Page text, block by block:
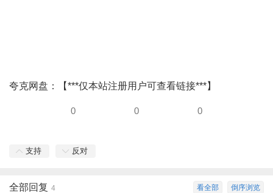
夸克网盘：【***仅本站注册用户可查看链接***】
0 0 0
支持 反对
倒序浏览
看全部
全部回复 4